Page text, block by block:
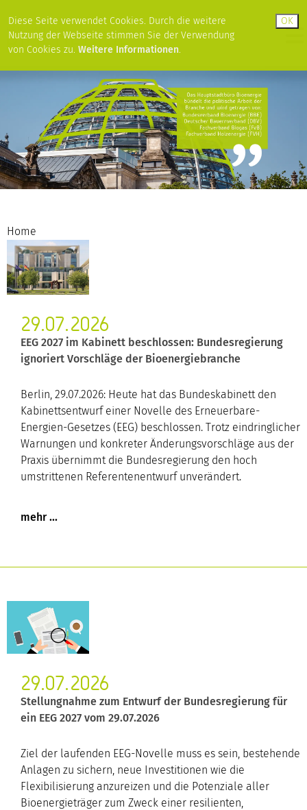
Diese Seite verwendet Cookies. Durch die weitere
Nutzung der Webseite stimmen Sie der Verwendung
von Cookies zu. Weitere Informationen.
Home
29.07.2026
EEG 2027 im Kabinett beschlossen: Bundesregierung
ignoriert Vorschläge der Bioenergiebranche
Berlin, 29.07.2026: Heute hat das Bundeskabinett den
Kabinettsentwurf einer Novelle des Erneuerbare-
Energien-Gesetzes (EEG) beschlossen. Trotz eindringlicher
Warnungen und konkreter Änderungsvorschläge aus der
Praxis übernimmt die Bundesregierung den hoch
umstrittenen Referentenentwurf unverändert.
29.07.2026
Stellungnahme zum Entwurf der Bundesregierung für
ein EEG 2027 vom 29.07.2026
Ziel der laufenden EEG-Novelle muss es sein, bestehende
Anlagen zu sichern, neue Investitionen wie die
Flexibilisierung anzureizen und die Potenziale aller
Bioenergieträger zum Zweck einer resilienten,